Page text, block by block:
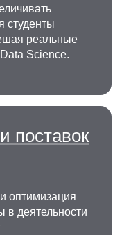
студенты
реальные
Science.
поставок
оптимизация
в деятельности